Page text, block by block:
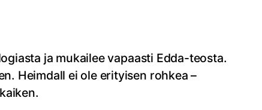
ja mukailee vapaasti Edda-teosta.
Heimdall ei ole erityisen rohkea –